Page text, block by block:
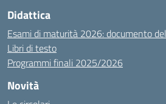
Didattica
Esami di maturità 2026: documento
Libri di testo
Programmi finali 2025/2026
Novità